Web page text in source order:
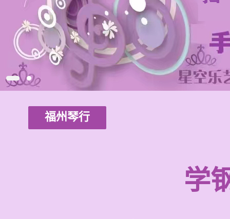
福州琴行
学